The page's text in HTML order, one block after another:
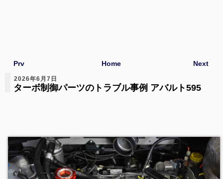
Next
Prv Home
2026年6月7日
ターボ制御パーツのトラブル事例 アバルト595